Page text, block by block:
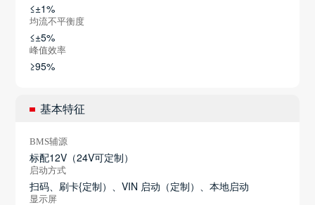
≤±1%
均流不平衡度
≤±5%
峰值效率
≥95%
基本特征
BMS辅源
标配12V（24V可定制）
启动方式
扫码、刷卡{定制）、VIN 启动（定制）、本地启动
显示屏